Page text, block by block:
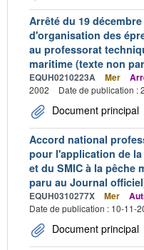
Arrêté du 19
d'organisation des
au professorat
maritime (texte non
EQUH0210223A Mer
2002
Date de publication :
Document principal
Accord national
pour l'application de
et du SMIC à la pêche
paru au Journal
EQUH0310277X Mer
Date de publication : 10-11-
Document principal